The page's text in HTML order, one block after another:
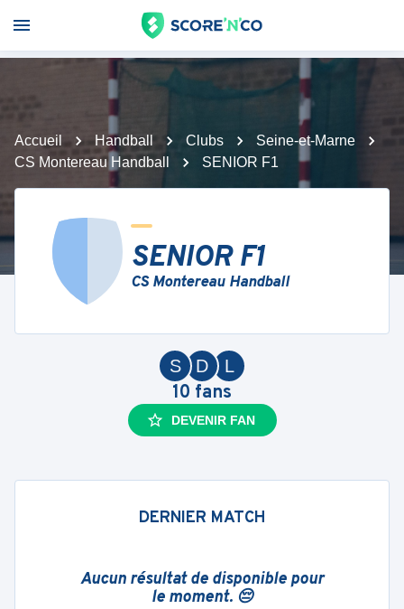
Accueil Handball Clubs
Seine-et-Marne
CS Montereau Handball
SENIOR F1
SENIOR F1
CS Montereau Handball
L
D
S
10 fans
DEVENIR FAN
DERNIER MATCH
Aucun résultat de disponible pour
le moment. 😔